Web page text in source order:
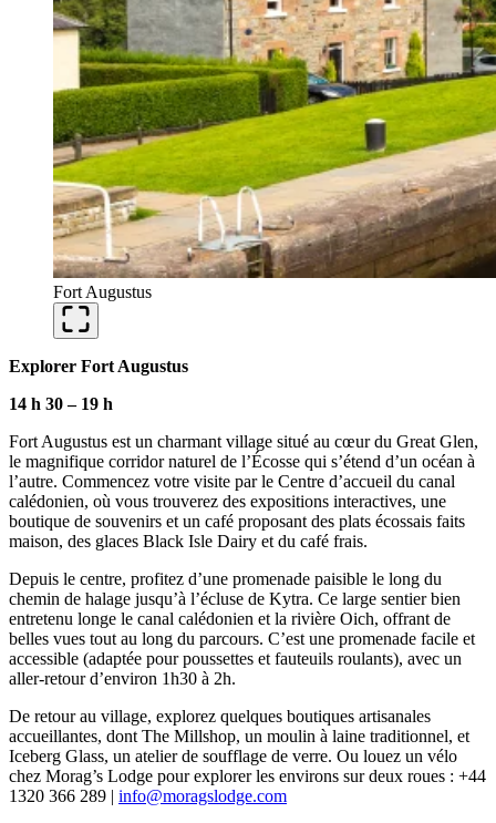
Fort Augustus
Explorer Fort Augustus
14 h 30– 19 h
Fort Augustus est un charmant village situé au cœur du Great Glen,
le magnifique corridor naturel de l’Écosse qui s’étend d’un océan à
l’autre. Commencez votre visite par le Centre d’accueil du canal
calédonien, où vous trouverez des expositions interactives, une
boutique de souvenirs et un café proposant des plats écossais faits
maison, des glaces Black Isle Dairy et du café frais.
Depuis le centre, profitez d’une promenade paisible le long du
chemin de halage jusqu’à l’écluse de Kytra. Ce large sentier bien
entretenu longe le canal calédonien et la rivière Oich, offrant de
belles vues tout au long du parcours. C’est une promenade facile et
accessible (adaptée pour poussettes et fauteuils roulants), avec un
aller-retour d’environ 1h30 à 2h.
De retour au village, explorez quelques boutiques artisanales
accueillantes, dont The Millshop, un moulin à laine traditionnel, et
Iceberg Glass, un atelier de soufflage de verre. Ou louez un vélo
chez Morag’s Lodge pour explorer les environs sur deux roues : +44
1320 366 289 | info@moragslodge.com